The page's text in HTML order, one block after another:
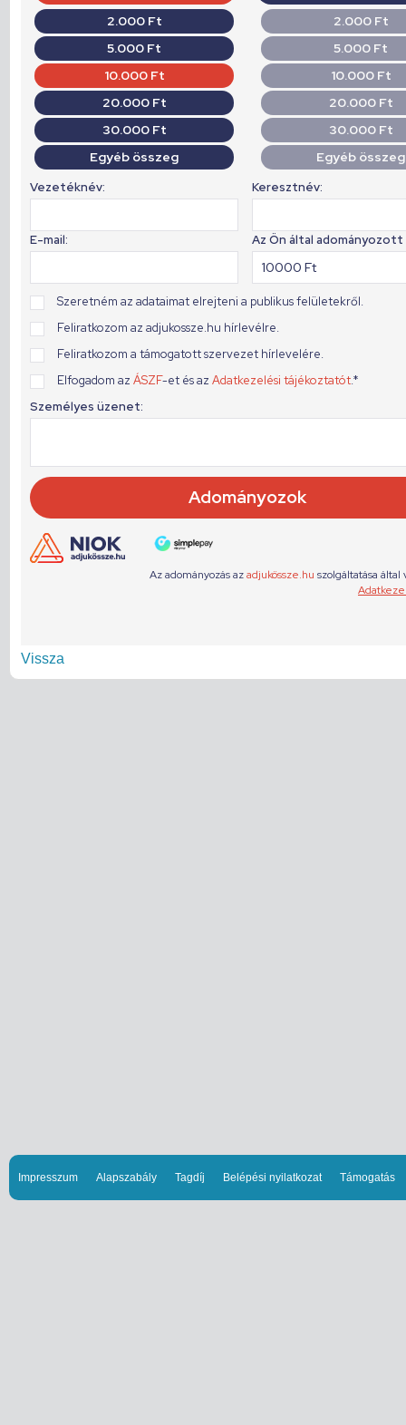
Vissza
Impresszum Alapszabály Tagdíj Belépési nyilatkozat Támogatás